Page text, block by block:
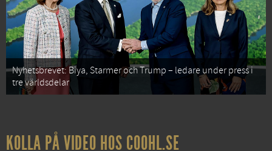
Nyhetsbrevet: Biya, Starmer och Trump – ledare under press i
tre världsdelar
KOLLA PÅ VIDEO HOS COOHL.SE